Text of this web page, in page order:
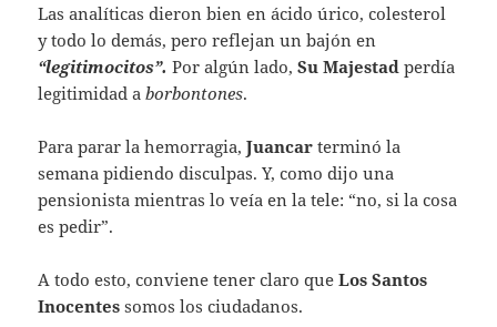
Las analíticas dieron bien en ácido úrico, colesterol
y todo lo demás, pero reflejan un bajón en
“legitimocitos”. Por algún lado,Su Majestad perdía
legitimidad aborbontones.
Para parar la hemorragia,Juancar terminó la
semana pidiendo disculpas. Y, como dijo una
pensionista mientras lo veía en la tele: “no, si la cosa
es pedir”.
A todo esto, conviene tener claro queLos Santos
Inocentes somos los ciudadanos.